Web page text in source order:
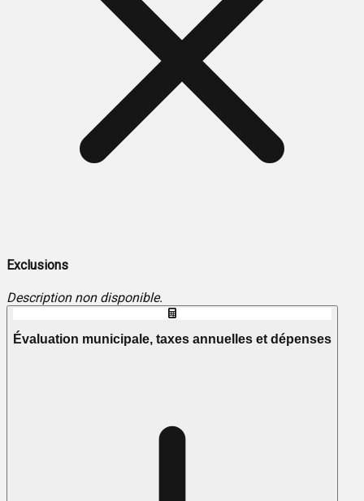
Exclusions
Description non disponible.
Évaluation municipale, taxes annuelles et dépenses